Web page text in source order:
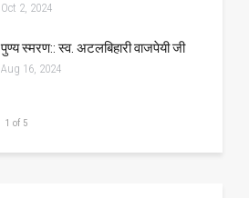
Oct 2, 2024
पुण्य स्मरण:: स्व. अटलबिहारी वाजपेयी जी
Aug 16, 2024
1 of 5